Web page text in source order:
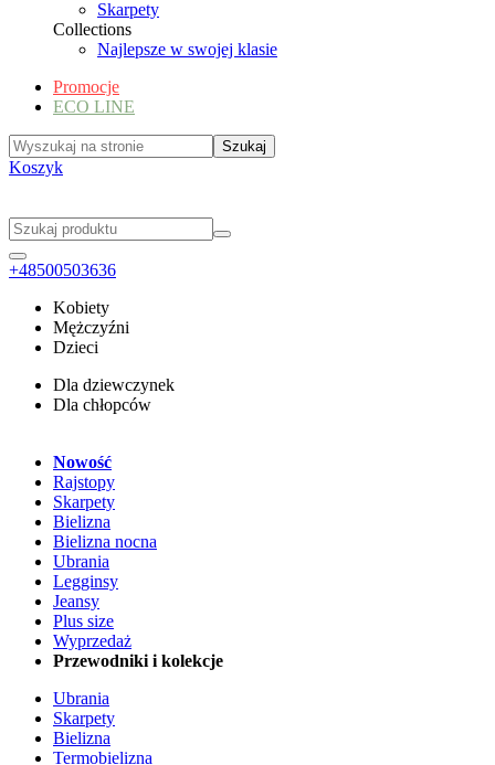
Skarpety
Collections
Najlepsze w swojej klasie
Promocje
ECO LINE
Koszyk
+48500503636
Kobiety
Mężczyźni
Dzieci
Dla dziewczynek
Dla chłopców
Nowość
Rajstopy
Skarpety
Bielizna
Bielizna nocna
Ubrania
Legginsy
Jeansy
Plus size
Wyprzedaż
Przewodniki i kolekcje
Ubrania
Skarpety
Bielizna
Termobielizna